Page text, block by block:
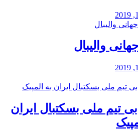
والیبال
تیم ملی بسکتبال ایران